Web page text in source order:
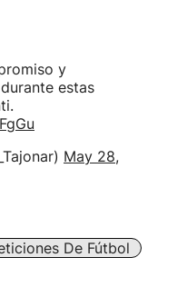
y
estas
May 28,
De Fútbol